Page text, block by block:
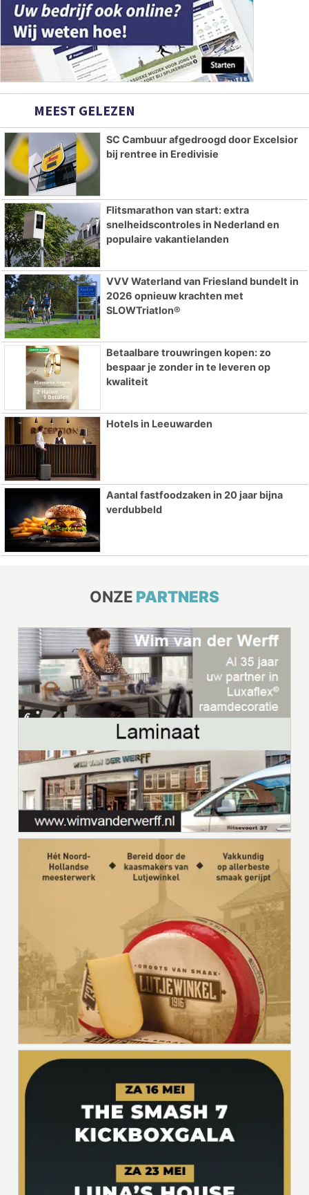
MEEST GELEZEN
SC Cambuur afgedroogd door Excelsior
bij rentree in Eredivisie
Flitsmarathon van start: extra
snelheidscontroles in Nederland en
populaire vakantielanden
VVV Waterland van Friesland bundelt in
2026 opnieuw krachten met
SLOWTriatlon®
Betaalbare trouwringen kopen: zo
bespaar je zonder in te leveren op
kwaliteit
Hotels in Leeuwarden
Aantal fastfoodzaken in 20 jaar bijna
verdubbeld
ONZE PARTNERS